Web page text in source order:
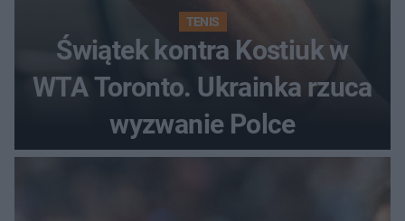
TENIS
Świątek kontra Kostiuk w
WTA Toronto. Ukrainka rzuca
wyzwanie Polce